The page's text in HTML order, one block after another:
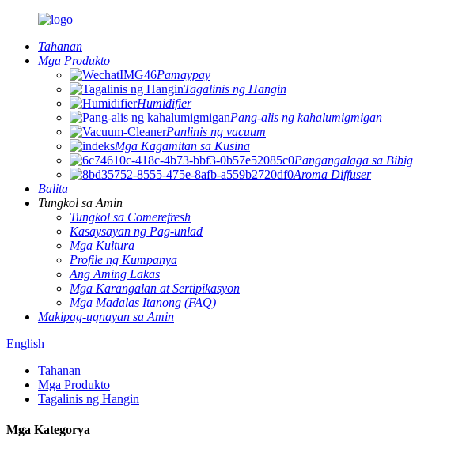
Tahanan
Mga Produkto
Pamaypay
Tagalinis ng Hangin
Humidifier
Pang-alis ng kahalumigmigan
Panlinis ng vacuum
Mga Kagamitan sa Kusina
Pangangalaga sa Bibig
Aroma Diffuser
Balita
Tungkol sa Amin
Tungkol sa Comerefresh
Kasaysayan ng Pag-unlad
Mga Kultura
Profile ng Kumpanya
Ang Aming Lakas
Mga Karangalan at Sertipikasyon
Mga Madalas Itanong (FAQ)
Makipag-ugnayan sa Amin
English
Tahanan
Mga Produkto
Tagalinis ng Hangin
Mga Kategorya